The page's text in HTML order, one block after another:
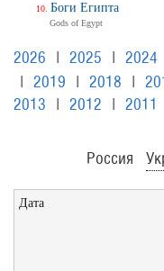
Боги Египта
Gods of Egypt
2026 2025 2024
2019 2018
2013
2012 2011
Россия
Дата